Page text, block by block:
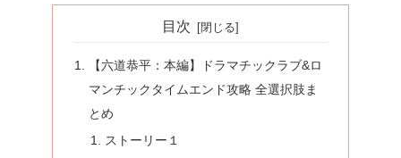
目次
【六道恭平：本編】ドラマチックラブ&ロ
マンチックタイムエンド攻略 全選択肢ま
とめ
ストーリー１